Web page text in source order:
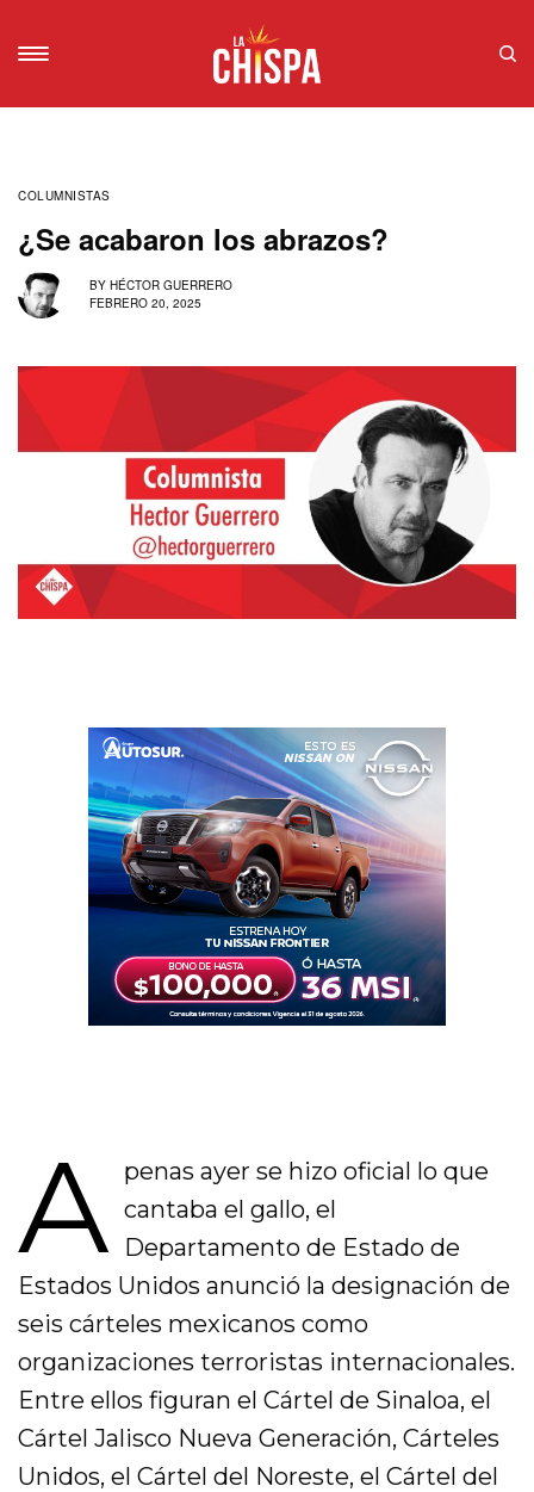
COLUMNISTAS
¿Se acabaron los abrazos?
BY HÉCTOR GUERRERO
FEBRERO 20, 2025
A penas ayer se hizo oficial lo que
cantaba el gallo, el
Departamento de Estado de
Estados Unidos anunció la designación de
seis cárteles mexicanos como
organizaciones terroristas internacionales.
Entre ellos figuran el Cártel de Sinaloa, el
Cártel Jalisco Nueva Generación, Cárteles
Unidos, el Cártel del Noreste, el Cártel del